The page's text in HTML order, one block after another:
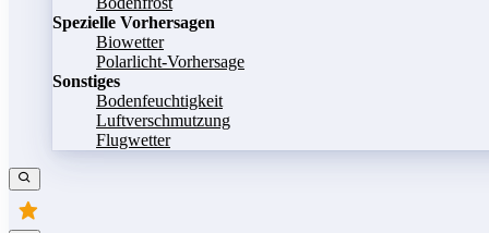
Spezielle Vorhersagen
Biowetter
Polarlicht-Vorhersage
Sonstiges
Bodenfeuchtigkeit
Luftverschmutzung
Flugwetter